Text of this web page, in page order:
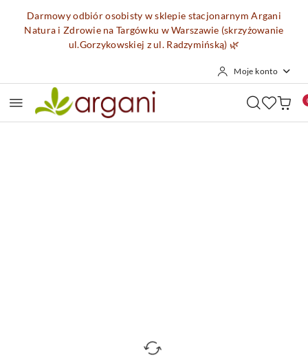
Przejdź do treści głównej
Przejdź do wyszukiwarki
Przejdź do moje konto
Przejdź do menu głównego
Przejdź do opisu produktu
Przejdź do stopki
Darmowy odbiór osobisty w sklepie stacjonarnym Argani
Natura i Zdrowie na Targówku w Warszawie (skrzyżowanie
ul.Gorzykowskiej z ul. Radzymińską) 🌿
Moje konto